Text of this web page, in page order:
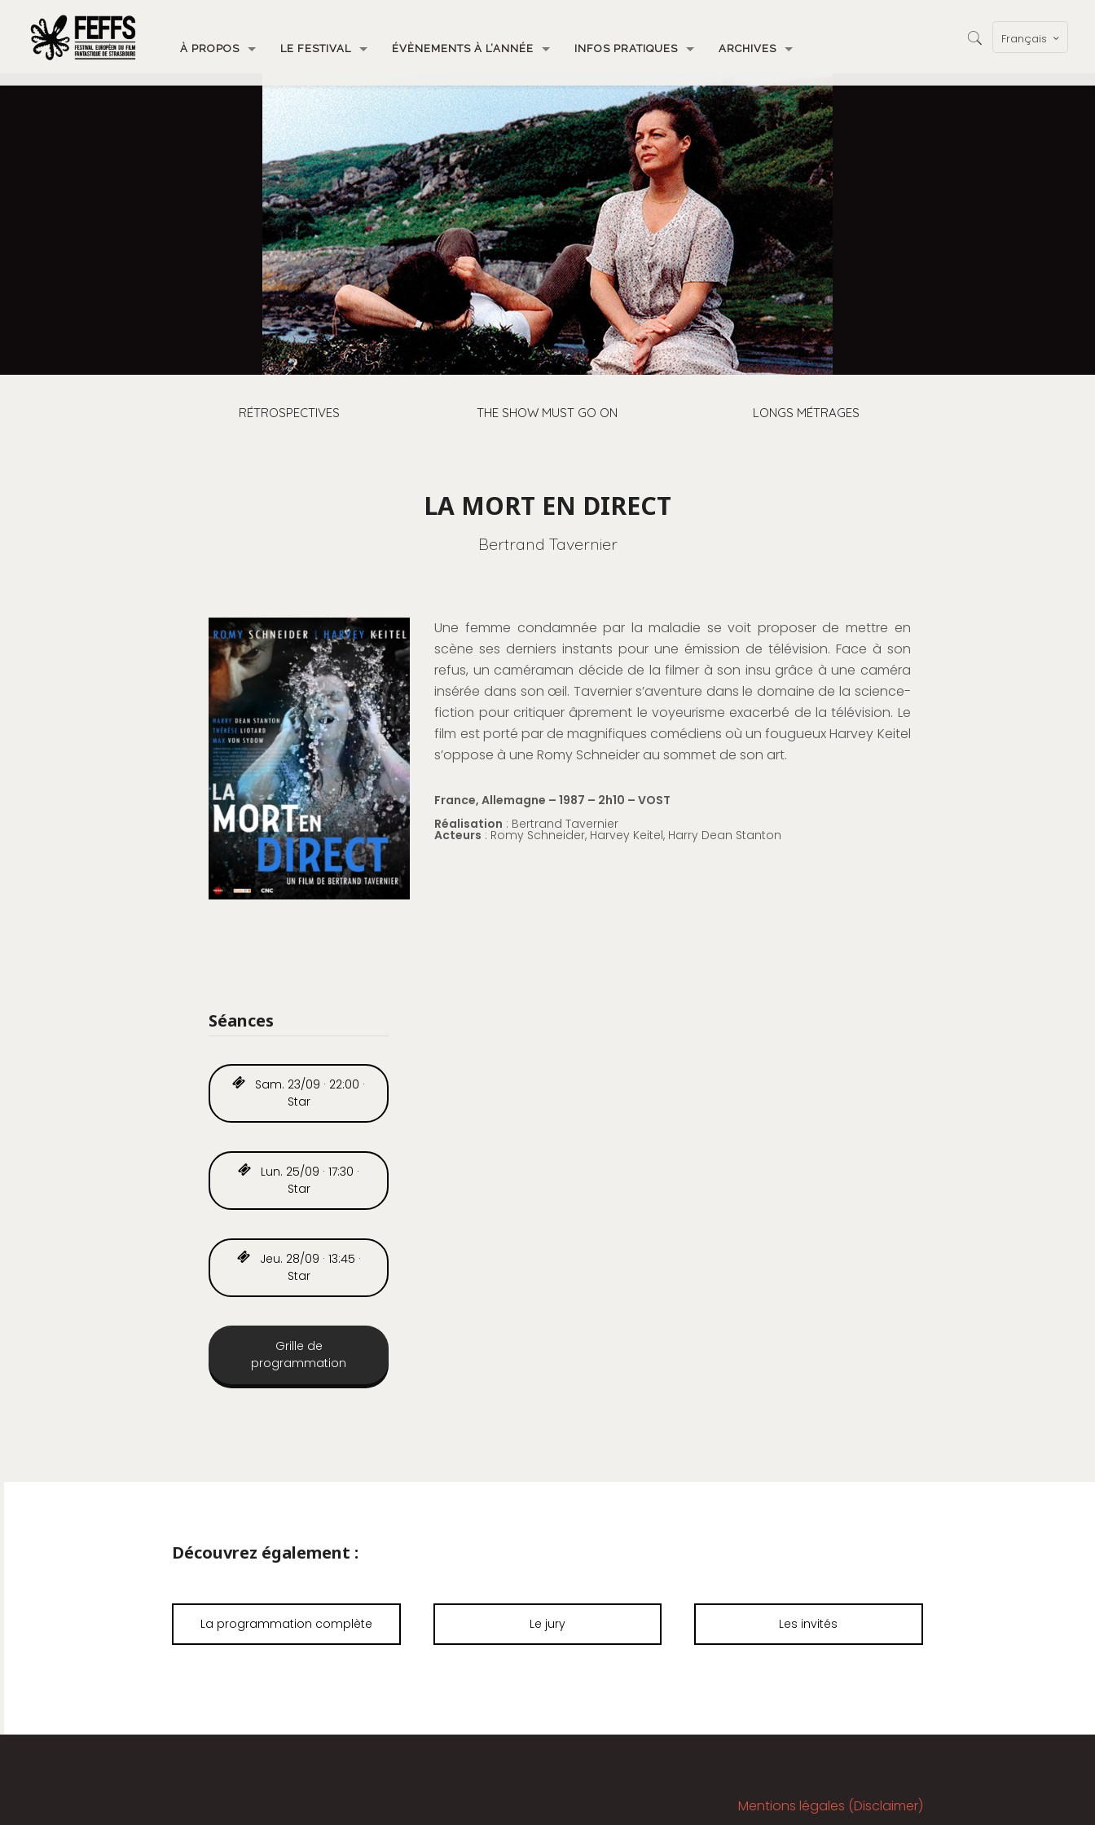
À PROPOS LE FESTIVAL ÉVÈNEMENTS À L’ANNÉE INFOS PRATIQUES ARCHIVES
Français
RÉTROSPECTIVES THE SHOW MUST GO ON LONGS MÉTRAGES
LA MORT EN DIRECT
Bertrand Tavernier
Une femme condamnée par la maladie se voit proposer de mettre en
scène ses derniers instants pour une émission de télévision. Face à son
refus, un caméraman décide de la filmer à son insu grâce à une caméra
insérée dans son œil. Tavernier s’aventure dans le domaine de la science-
fiction pour critiquer âprement le voyeurisme exacerbé de la télévision. Le
film est porté par de magnifiques comédiens où un fougueux Harvey Keitel
s’oppose à une Romy Schneider au sommet de son art.
France, Allemagne – 1987 – 2h10 – VOST
Réalisation : Bertrand Tavernier
Acteurs : Romy Schneider, Harvey Keitel, Harry Dean Stanton
Séances
Sam. 23/09 · 22:00 ·
Star
Lun. 25/09 · 17:30 ·
Star
Jeu. 28/09 · 13:45 ·
Star
Grille de
programmation
Découvrez également :
La programmation complète Le jury Les invités
Mentions légales (Disclaimer)